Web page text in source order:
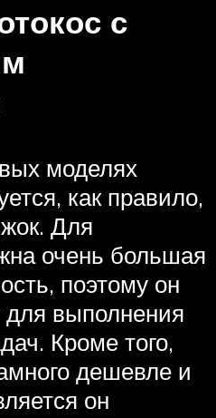
с
моделях
как правило,
Для
очень большая
поэтому он
для выполнения
Кроме того,
дешевле и
он